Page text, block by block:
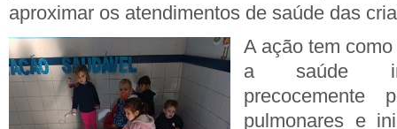
aproximar os atendimentos de saúde das
A ação tem
a saúde
precocemente
pulmonares e